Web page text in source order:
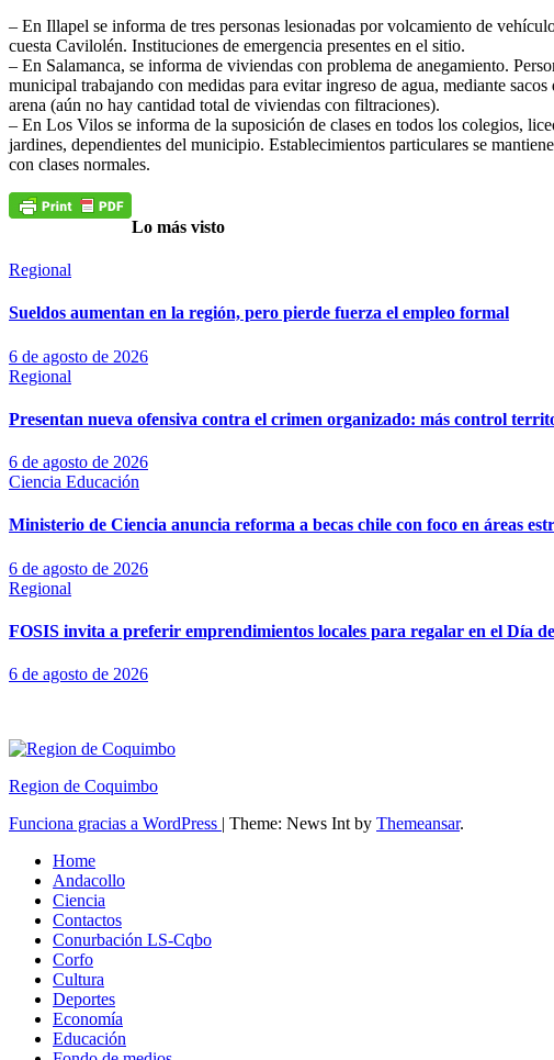
– En Illapel se informa de tres personas lesionadas por volcamiento de
cuesta Cavilolén. Instituciones de emergencia presentes en el sitio.
– En Salamanca, se informa de viviendas con problema de anegamiento.
municipal trabajando con medidas para evitar ingreso de agua, mediante sacos
arena (aún no hay cantidad total de viviendas con filtraciones).
– En Los Vilos se informa de la suposición de clases en todos los colegios,
jardines, dependientes del municipio. Establecimientos particulares se
con clases normales.
Lo más visto
Regional
Sueldos aumentan en la región, pero pierde fuerza el empleo formal
6 de agosto de 2026
Regional
Presentan nueva ofensiva contra el crimen organizado: más control
6 de agosto de 2026
Ciencia Educación
Ministerio de Ciencia anuncia reforma a becas chile con foco en áreas
6 de agosto de 2026
Regional
FOSIS invita a preferir emprendimientos locales para regalar en el Día
6 de agosto de 2026
Region de Coquimbo
Funciona gracias a WordPress | Theme: News Int by Themeansar.
Home
Andacollo
Ciencia
Contactos
Conurbación LS-Cqbo
Corfo
Cultura
Deportes
Economía
Educación